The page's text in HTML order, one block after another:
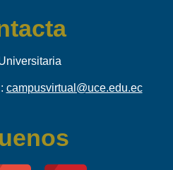
campusvirtual@uce.edu.ec